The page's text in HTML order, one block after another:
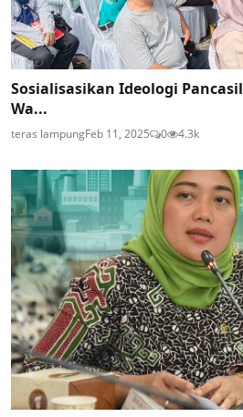
Sosialisasikan Ideologi
Wa...
teras lampungFeb 11, 2025 0 4.3k